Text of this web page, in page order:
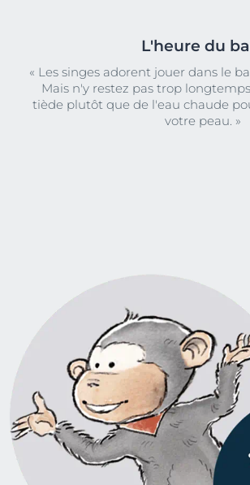
L'heure du
« Les singes adorent jouer dans le
Mais n'y restez pas trop
tiède plutôt que de l'eau chaude
votre peau. »